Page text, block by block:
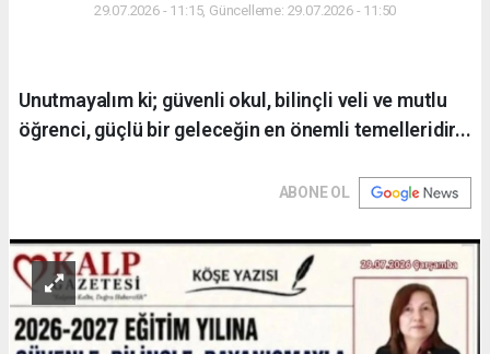
29.07.2026 - 11:15, Güncelleme: 29.07.2026 - 11:50
Unutmayalım ki; güvenli okul, bilinçli veli ve mutlu
öğrenci, güçlü bir geleceğin en önemli temelleridir...
ABONE OL